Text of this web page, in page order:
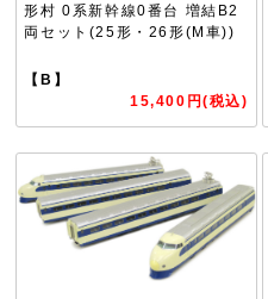
形村 0系新幹線0番台 増結B2
両セット(25形・26形(M車))
【B】
15,400円(税込)